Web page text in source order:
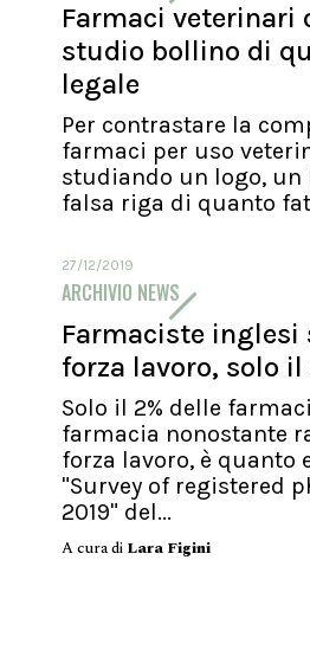
Farmaci veterinari
studio bollino di
legale
Per contrastare la
farmaci per uso
studiando un logo,
falsa riga di quanto
27/12/2019
ARCHIVIO NEWS
Farmaciste inglesi
forza lavoro, solo
Solo il 2% delle
farmacia nonostante
forza lavoro, è quanto
"Survey of registered
2019" del...
A cura di Lara Figini